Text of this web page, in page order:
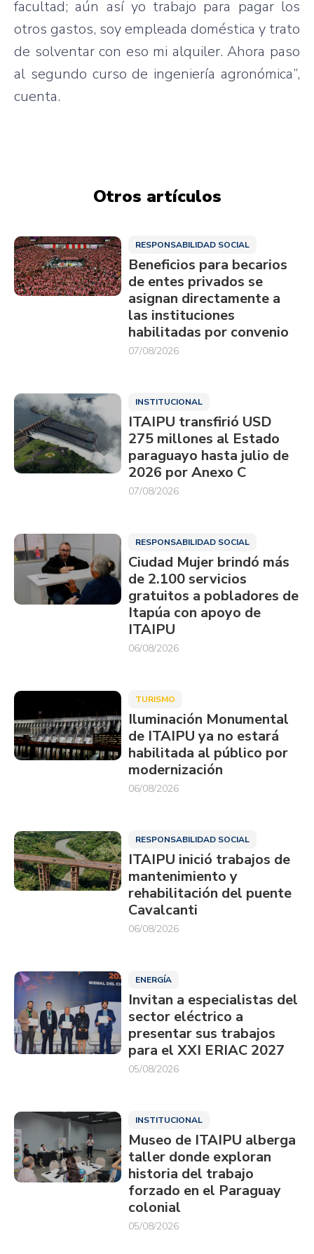
facultad; aún así yo trabajo para pagar los
otros gastos, soy empleada doméstica y trato
de solventar con eso mi alquiler. Ahora paso
al segundo curso de ingeniería agronómica”,
cuenta.
Otros artículos
RESPONSABILIDAD SOCIAL
Beneficios para becarios
de entes privados se
asignan directamente a
las instituciones
habilitadas por convenio
07/08/2026
INSTITUCIONAL
ITAIPU transfirió USD
275 millones al Estado
paraguayo hasta julio de
2026 por Anexo C
07/08/2026
RESPONSABILIDAD SOCIAL
Ciudad Mujer brindó más
de 2.100 servicios
gratuitos a pobladores de
Itapúa con apoyo de
ITAIPU
06/08/2026
TURISMO
Iluminación Monumental
de ITAIPU ya no estará
habilitada al público por
modernización
06/08/2026
RESPONSABILIDAD SOCIAL
ITAIPU inició trabajos de
mantenimiento y
rehabilitación del puente
Cavalcanti
06/08/2026
ENERGÍA
Invitan a especialistas del
sector eléctrico a
presentar sus trabajos
para el XXI ERIAC 2027
05/08/2026
INSTITUCIONAL
Museo de ITAIPU alberga
taller donde exploran
historia del trabajo
forzado en el Paraguay
colonial
05/08/2026